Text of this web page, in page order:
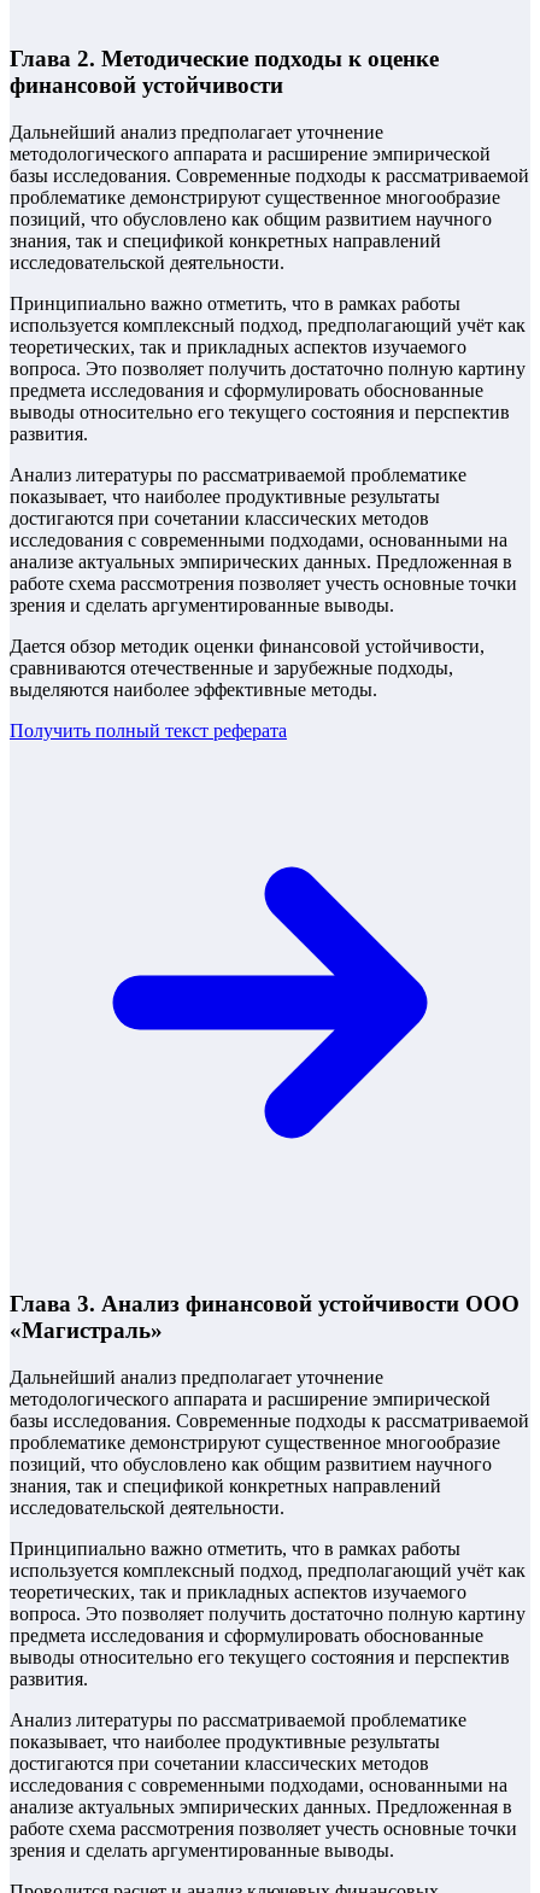
Глава 2. Методические подходы к оценке
финансовой устойчивости
Дальнейший анализ предполагает уточнение
методологического аппарата и расширение эмпирической
базы исследования. Современные подходы к рассматриваемой
проблематике демонстрируют существенное многообразие
позиций, что обусловлено как общим развитием научного
знания, так и спецификой конкретных направлений
исследовательской деятельности.
Принципиально важно отметить, что в рамках работы
используется комплексный подход, предполагающий учёт как
теоретических, так и прикладных аспектов изучаемого
вопроса. Это позволяет получить достаточно полную картину
предмета исследования и сформулировать обоснованные
выводы относительно его текущего состояния и перспектив
развития.
Анализ литературы по рассматриваемой проблематике
показывает, что наиболее продуктивные результаты
достигаются при сочетании классических методов
исследования с современными подходами, основанными на
анализе актуальных эмпирических данных. Предложенная в
работе схема рассмотрения позволяет учесть основные точки
зрения и сделать аргументированные выводы.
Дается обзор методик оценки финансовой устойчивости,
сравниваются отечественные и зарубежные подходы,
выделяются наиболее эффективные методы.
Получить полный текст реферата
Глава 3. Анализ финансовой устойчивости ООО
«Магистраль»
Дальнейший анализ предполагает уточнение
методологического аппарата и расширение эмпирической
базы исследования. Современные подходы к рассматриваемой
проблематике демонстрируют существенное многообразие
позиций, что обусловлено как общим развитием научного
знания, так и спецификой конкретных направлений
исследовательской деятельности.
Принципиально важно отметить, что в рамках работы
используется комплексный подход, предполагающий учёт как
теоретических, так и прикладных аспектов изучаемого
вопроса. Это позволяет получить достаточно полную картину
предмета исследования и сформулировать обоснованные
выводы относительно его текущего состояния и перспектив
развития.
Анализ литературы по рассматриваемой проблематике
показывает, что наиболее продуктивные результаты
достигаются при сочетании классических методов
исследования с современными подходами, основанными на
анализе актуальных эмпирических данных. Предложенная в
работе схема рассмотрения позволяет учесть основные точки
зрения и сделать аргументированные выводы.